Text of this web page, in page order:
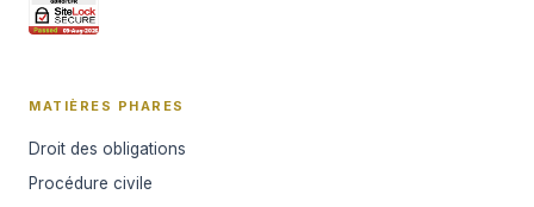
MATIÈRES PHARES
Droit des obligations
Procédure civile